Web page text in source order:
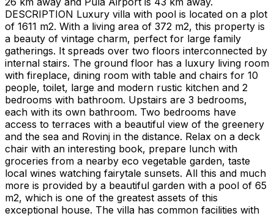
DESCRIPTION Luxury villa with pool is located on a plot
of 1611 m2. With a living area of ​​372 m2, this property is
a beauty of vintage charm, perfect for large family
gatherings. It spreads over two floors interconnected by
internal stairs. The ground floor has a luxury living room
with fireplace, dining room with table and chairs for 10
people, toilet, large and modern rustic kitchen and 2
bedrooms with bathroom. Upstairs are 3 bedrooms,
each with its own bathroom. Two bedrooms have
access to terraces with a beautiful view of the greenery
and the sea and Rovinj in the distance. Relax on a deck
chair with an interesting book, prepare lunch with
groceries from a nearby eco vegetable garden, taste
local wines watching fairytale sunsets. All this and much
more is provided by a beautiful garden with a pool of 65
m2, which is one of the greatest assets of this
exceptional house. The villa has common facilities with